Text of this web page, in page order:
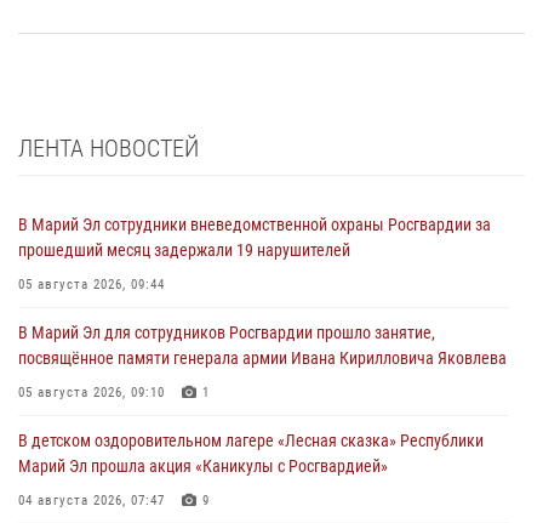
ЛЕНТА НОВОСТЕЙ
В Марий Эл сотрудники вневедомственной охраны Росгвардии за
прошедший месяц задержали 19 нарушителей
05 августа 2026, 09:44
В Марий Эл для сотрудников Росгвардии прошло занятие,
посвящённое памяти генерала армии Ивана Кирилловича Яковлева
05 августа 2026, 09:10 1
В детском оздоровительном лагере «Лесная сказка» Республики
Марий Эл прошла акция «Каникулы с Росгвардией»
04 августа 2026, 07:47 9